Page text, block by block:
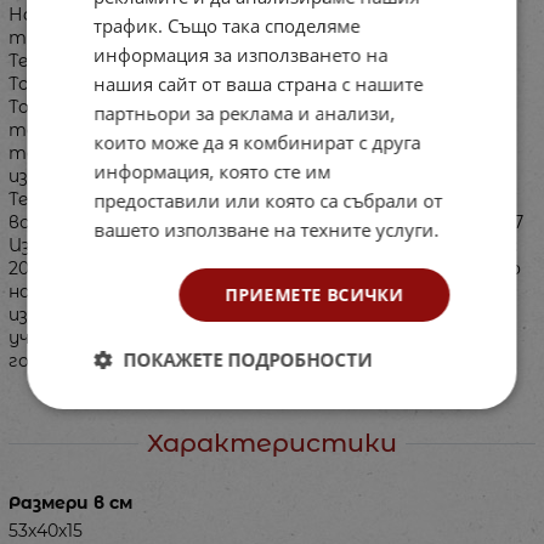
Нагряване и охлаждане; 4 Температурни промени в
течностите; 5 Температурни промени в газовете; 6
Температурни промени в твърдите тела; 7
Топлопроводимост в твърди тела; 8
Топлопроводимост в течности; 9 Биметален
термометър; 10 Топлинно излъчване; 11 Отразяване на
топлинно излъчване; 12 Абсорбция на топлинно
излъчване; 13 Топлинен поток – конвекция; 14
Температура на сместа; 15 Специфична топлина на
водата; 16 Специфична топлина на твърдите тела; 17
Изпарение и кондензация; 18 Дестилация; 19 Изпарение;
20 Използване на топлинната енергия. Съдържанието
на комплекта и опитите, които могат да се
извършат, са съобразени с учебната програма на
учениците от пети до дванадесети клас (13-18
годишни).
Характеристики
Размери в см
53х40х15
трафик. Също така споделяме
информация за използването на
нашия сайт от ваша страна с нашите
партньори за реклама и анализи,
които може да я комбинират с друга
информация, която сте им
предоставили или която са събрали от
вашето използване на техните услуги.
ПРИЕМЕТЕ ВСИЧКИ
ПОКАЖЕТЕ ПОДРОБНОСТИ